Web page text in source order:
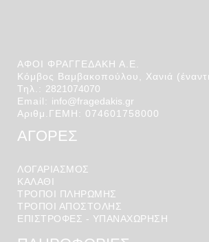
ΑΦΟΙ ΦΡΑΓΓΕΔΑΚΗ Α.Ε.
Κόμβος Βαμβακοπούλου, Χανιά
Τηλ.: 2821074070
Email: info@fragedakis.gr
Αριθμ.ΓΕΜΗ: 074601758000
ΑΓΟΡΕΣ
ΛΟΓΑΡΙΑΣΜΌΣ
ΚΑΛΆΘΙ
ΤΡΟΠΟΙ ΠΛΗΡΩΜΗΣ
ΤΡΟΠΟΙ ΑΠΟΣΤΟΛΉΣ
ΕΠΙΣΤΡΟΦΕΣ - ΥΠΑΝΑΧΩΡΗΣΗ